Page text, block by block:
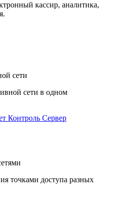
кассир, аналитика,
сети
сети в одном
Контроль Сервер
точками доступа разных